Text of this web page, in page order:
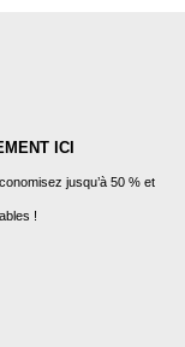
ICI
jusqu’à 50 % et
!